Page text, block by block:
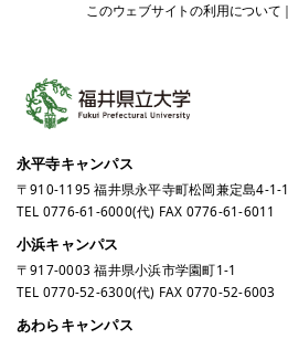
このウェブサイトの利用について
永平寺キャンパス
〒910-1195 福井県永平寺町松岡兼定島4-1-1
TEL 0776-61-6000(代) FAX 0776-61-6011
小浜キャンパス
〒917-0003 福井県小浜市学園町1-1
TEL 0770-52-6300(代) FAX 0770-52-6003
あわらキャンパス